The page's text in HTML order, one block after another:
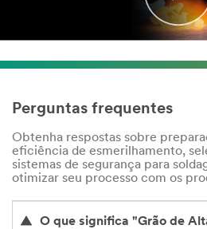
Perguntas frequentes
Obtenha respostas sobre
eficiência de esmerilhamento,
sistemas de segurança para
otimizar seu processo com os
O que significa "Grão de